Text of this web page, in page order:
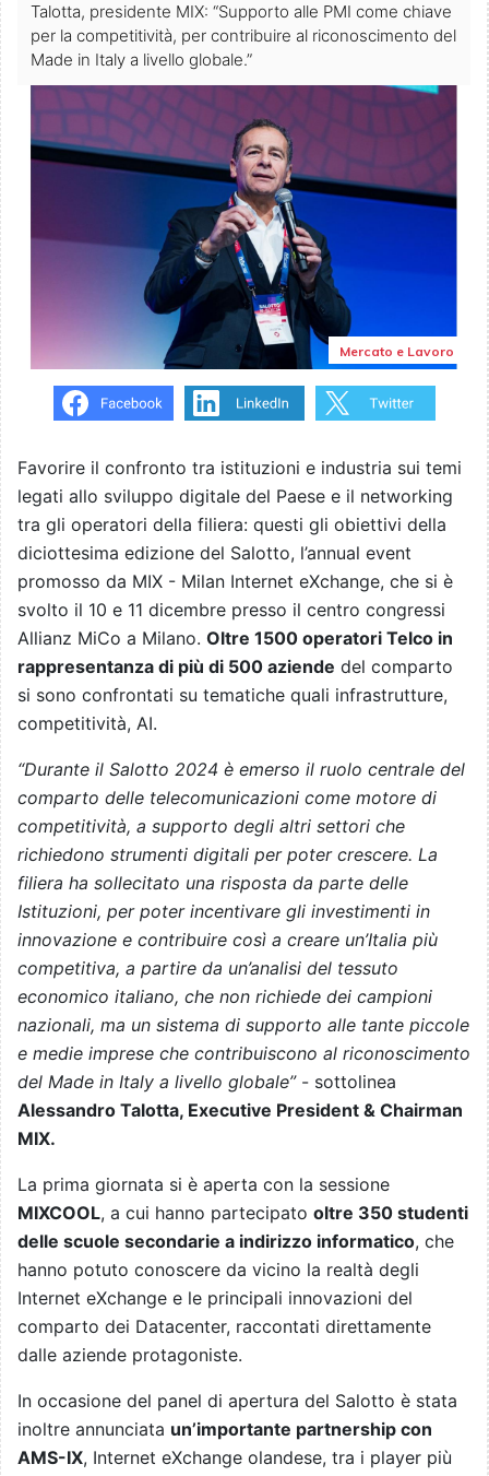
Talotta, presidente MIX: “Supporto alle PMI come chiave
per la competitività, per contribuire al riconoscimento del
Made in Italy a livello globale.”
Mercato e Lavoro
Favorire il confronto tra istituzioni e industria sui temi
legati allo sviluppo digitale del Paese e il networking
tra gli operatori della filiera: questi gli obiettivi della
diciottesima edizione del Salotto, l’annual event
promosso da MIX - Milan Internet eXchange, che si è
svolto il 10 e 11 dicembre presso il centro congressi
Allianz MiCo a Milano. Oltre 1500 operatori Telco in
rappresentanza di più di 500 aziende del comparto
si sono confrontati su tematiche quali infrastrutture,
competitività, AI.
“Durante il Salotto 2024 è emerso il ruolo centrale del
comparto delle telecomunicazioni come motore di
competitività, a supporto degli altri settori che
richiedono strumenti digitali per poter crescere. La
filiera ha sollecitato una risposta da parte delle
Istituzioni, per poter incentivare gli investimenti in
innovazione e contribuire così a creare un’Italia più
competitiva, a partire da un’analisi del tessuto
economico italiano, che non richiede dei campioni
nazionali, ma un sistema di supporto alle tante piccole
e medie imprese che contribuiscono al riconoscimento
del Made in Italy a livello globale”- sottolinea
Alessandro Talotta, Executive President & Chairman
MIX.
La prima giornata si è aperta con la sessione
MIXCOOL, a cui hanno partecipato oltre 350 studenti
delle scuole secondarie a indirizzo informatico, che
hanno potuto conoscere da vicino la realtà degli
Internet eXchange e le principali innovazioni del
comparto dei Datacenter, raccontati direttamente
dalle aziende protagoniste.
In occasione del panel di apertura del Salotto è stata
inoltre annunciata un’importante partnership con
AMS-IX, Internet eXchange olandese, tra i player più